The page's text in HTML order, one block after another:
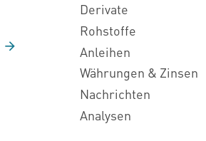
Derivate
Rohstoffe
Anleihen
Währungen & Zinsen
Nachrichten
Analysen